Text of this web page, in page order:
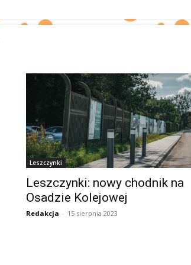
Leszczynki
Leszczynki: nowy chodnik na
Osadzie Kolejowej
Redakcja - 15 sierpnia 2023